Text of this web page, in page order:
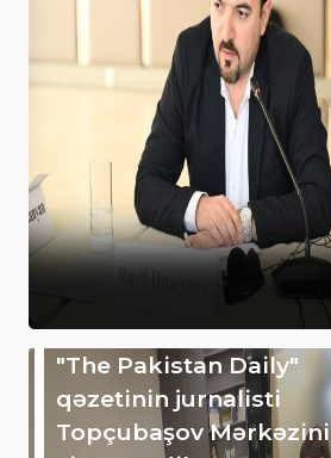
"The Pakistan Daily"
qəzetinin jurnalisti
Topçubaşov Mərkəzini